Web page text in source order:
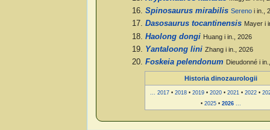
Spinosaurus mirabilis Serenoi in.,
Dasosaurus tocantinensis Mayer i
Haolong dongi Huang i in., 2026
Yantaloong lini Zhang i in., 2026
Foskeia pelendonum Dieudonné i
Historia dinozaurologii
2017• 2018• 2019• 2020• 2021 • 2022•
• 2025• 2026